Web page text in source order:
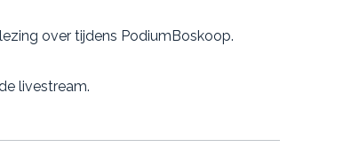
over tijdens PodiumBoskoop.
livestream.